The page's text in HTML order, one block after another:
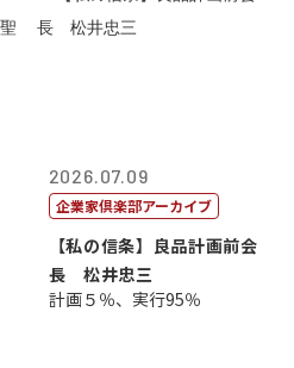
2026.07.09
企業家倶楽部アーカイブ
【私の信条】良品計画前会
長 松井忠三
計画５％、実行95％